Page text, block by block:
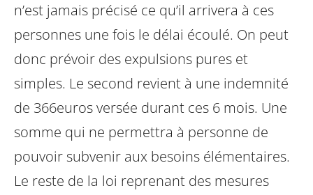
n’est jamais précisé ce qu’il arrivera à ces
personnes une fois le délai écoulé. On peut
donc prévoir des expulsions pures et
simples. Le second revient à une indemnité
de 366euros versée durant ces 6 mois. Une
somme qui ne permettra à personne de
pouvoir subvenir aux besoins élémentaires.
Le reste de la loi reprenant des mesures